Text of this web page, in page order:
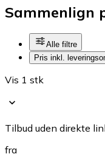
Sammenlign
Alle filtre
Pris inkl.
Vis 1 stk
Tilbud uden direkte
fra